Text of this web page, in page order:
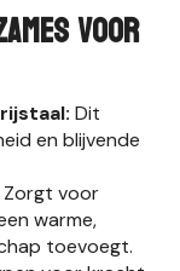
voor
Dit
en blijvende
Zorgt voor
warme,
toevoegt.